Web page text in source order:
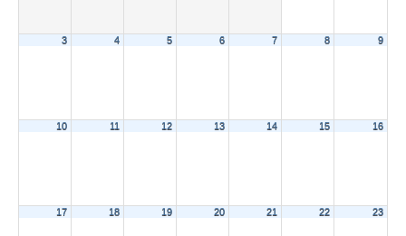
3 4 5 6 7 8 9
10 11 12 13 14 15 16
17 18 19 20 21 22 23